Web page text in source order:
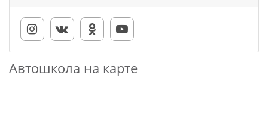
Автошкола на карте